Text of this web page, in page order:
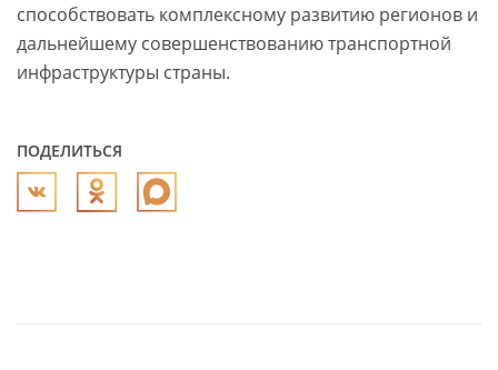
способствовать комплексному развитию регионов и
дальнейшему совершенствованию транспортной
инфраструктуры страны.
ПОДЕЛИТЬСЯ